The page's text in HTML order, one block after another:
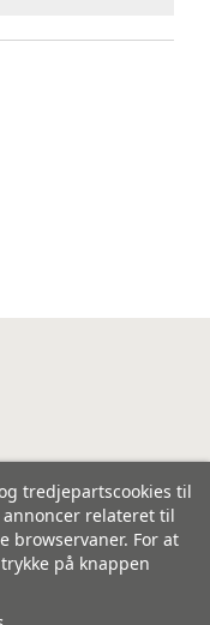
tredjepartscookies til
relateret til
browservaner. For at
på knappen